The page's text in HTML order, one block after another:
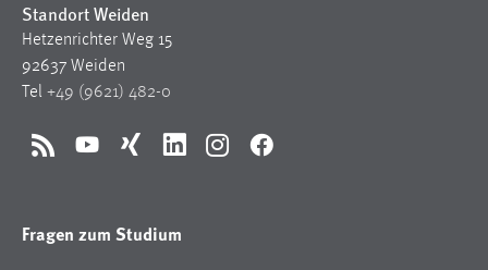
Standort Weiden
Hetzenrichter Weg 15
92637 Weiden
Tel +49 (9621) 482-0
RSS YouTubeXing LinkedInInstagramFacebook
Fragen zum Studium